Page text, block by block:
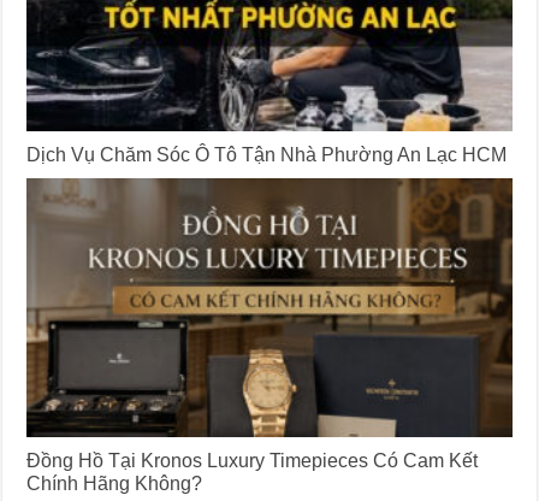
Dịch Vụ Chăm Sóc Ô Tô Tận Nhà Phường An Lạc HCM
Đồng Hồ Tại Kronos Luxury Timepieces Có Cam Kết
Chính Hãng Không?